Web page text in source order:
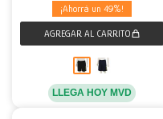
49
LLEGA HOY MVD